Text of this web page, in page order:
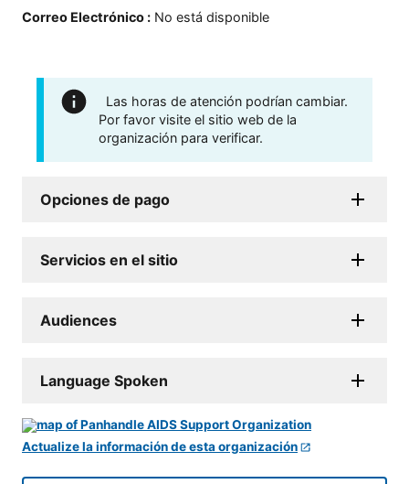
Correo Electrónico : No está disponible
Las horas de atención podrían cambiar.
Por favor visite el sitio web de la
organización para verificar.
Opciones de pago
Servicios en el sitio
Audiences
Language Spoken
Actualize la información de esta organización